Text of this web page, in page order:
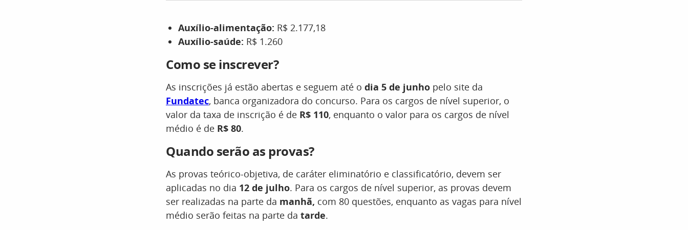
Auxílio-alimentação: R$ 2.177,18
Auxílio-saúde: R$ 1.260
Como se inscrever?
As inscrições já estão abertas e seguem até o dia 5 de junho pelo site da
Fundatec, banca organizadora do concurso. Para os cargos de nível superior, o
valor da taxa de inscrição é de R$ 110, enquanto o valor para os cargos de nível
médio é de R$ 80.
Quando serão as provas?
As provas teórico-objetiva, de caráter eliminatório e classificatório, devem ser
aplicadas no dia 12 de julho. Para os cargos de nível superior, as provas devem
ser realizadas na parte da manhã, com 80 questões, enquanto as vagas para nível
médio serão feitas na parte da tarde.